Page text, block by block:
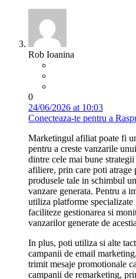
Rob Ioanina
0
24/06/2026 at 10:03
Conecteaza-te pentru a
Marketingul afiliat poate fi
pentru a creste vanzarile
dintre cele mai bune
afiliere, prin care poti atrage
produsele tale in schimbul
vanzare generata. Pentru a
utiliza platforme
faciliteze gestionarea si
vanzarilor generate de
In plus, poti utiliza si alte
campanii de email
trimit mesaje promotionale
campanii de remarketing,